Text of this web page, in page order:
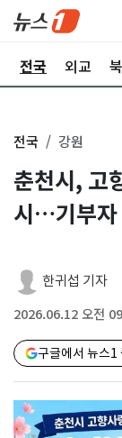
전국 외교
전국 강원
춘천시, 고
시…기부자
한귀섭 기자
2026.06.12 오전
구글에서 뉴스1